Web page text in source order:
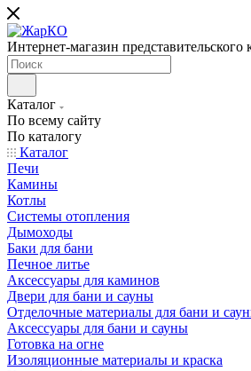
Интернет-магазин представительского
Каталог
По всему сайту
По каталогу
Каталог
Печи
Камины
Котлы
Системы отопления
Дымоходы
Баки для бани
Печное литье
Аксессуары для каминов
Двери для бани и сауны
Отделочные материалы для бани и
Аксессуары для бани и сауны
Готовка на огне
Изоляционные материалы и краска